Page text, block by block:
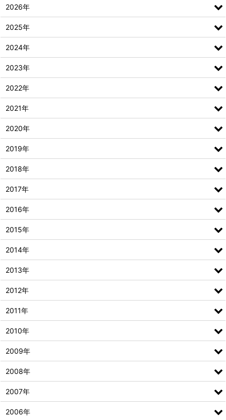
2026年
2025年
2024年
2023年
2022年
2021年
2020年
2019年
2018年
2017年
2016年
2015年
2014年
2013年
2012年
2011年
2010年
2009年
2008年
2007年
2006年